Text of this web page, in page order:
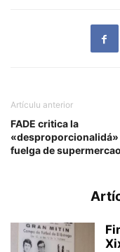
Artículu anterior
FADE critica la
«desproporcionalidá»
fuelga de